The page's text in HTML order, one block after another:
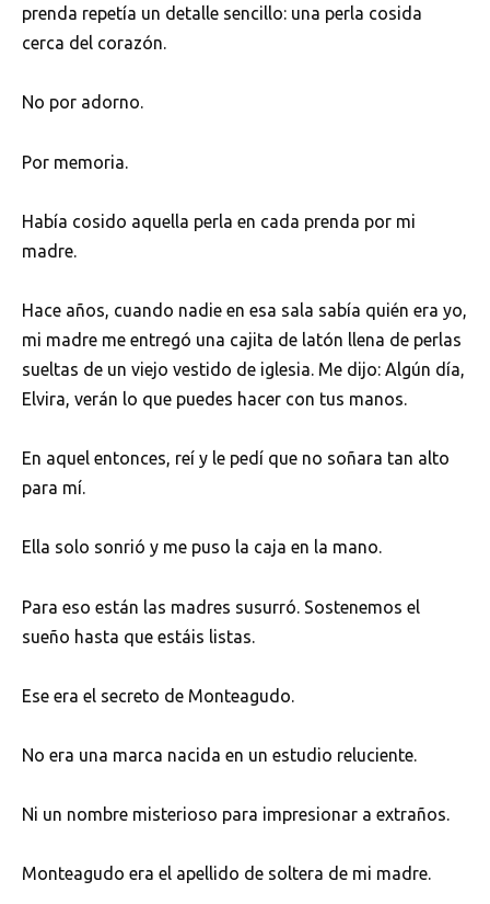
prenda repetía un detalle sencillo: una perla cosida
cerca del corazón.
No por adorno.
Por memoria.
Había cosido aquella perla en cada prenda por mi
madre.
Hace años, cuando nadie en esa sala sabía quién era yo,
mi madre me entregó una cajita de latón llena de perlas
sueltas de un viejo vestido de iglesia. Me dijo: Algún día,
Elvira, verán lo que puedes hacer con tus manos.
En aquel entonces, reí y le pedí que no soñara tan alto
para mí.
Ella solo sonrió y me puso la caja en la mano.
Para eso están las madres susurró. Sostenemos el
sueño hasta que estáis listas.
Ese era el secreto de Monteagudo.
No era una marca nacida en un estudio reluciente.
Ni un nombre misterioso para impresionar a extraños.
Monteagudo era el apellido de soltera de mi madre.